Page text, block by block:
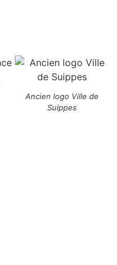
Ancien logo Ville de
Suippes